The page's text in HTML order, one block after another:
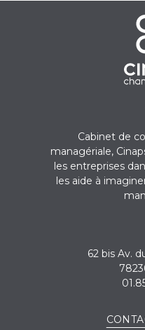
Cabinet de
managériale,
les entreprises
les aide à
62 bis Av.